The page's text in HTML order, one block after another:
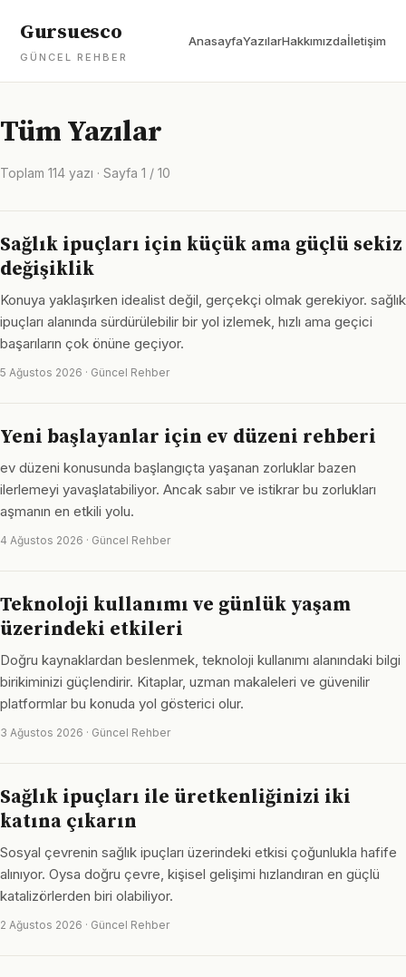
Gursuesco
GÜNCEL REHBER
AnasayfaYazılarHakkımızdaİletişim
Tüm Yazılar
Toplam 114 yazı · Sayfa 1 / 10
Sağlık ipuçları için küçük ama güçlü sekiz
değişiklik
Konuya yaklaşırken idealist değil, gerçekçi olmak gerekiyor. sağlık
ipuçları alanında sürdürülebilir bir yol izlemek, hızlı ama geçici
başarıların çok önüne geçiyor.
5 Ağustos 2026 · Güncel Rehber
Yeni başlayanlar için ev düzeni rehberi
ev düzeni konusunda başlangıçta yaşanan zorluklar bazen
ilerlemeyi yavaşlatabiliyor. Ancak sabır ve istikrar bu zorlukları
aşmanın en etkili yolu.
4 Ağustos 2026 · Güncel Rehber
Teknoloji kullanımı ve günlük yaşam
üzerindeki etkileri
Doğru kaynaklardan beslenmek, teknoloji kullanımı alanındaki bilgi
birikiminizi güçlendirir. Kitaplar, uzman makaleleri ve güvenilir
platformlar bu konuda yol gösterici olur.
3 Ağustos 2026 · Güncel Rehber
Sağlık ipuçları ile üretkenliğinizi iki
katına çıkarın
Sosyal çevrenin sağlık ipuçları üzerindeki etkisi çoğunlukla hafife
alınıyor. Oysa doğru çevre, kişisel gelişimi hızlandıran en güçlü
katalizörlerden biri olabiliyor.
2 Ağustos 2026 · Güncel Rehber